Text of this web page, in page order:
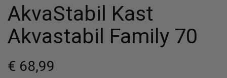
AkvaStabil Kast
Akvastabil Family 70
€ 68,99